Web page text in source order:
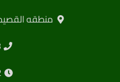
منطقه